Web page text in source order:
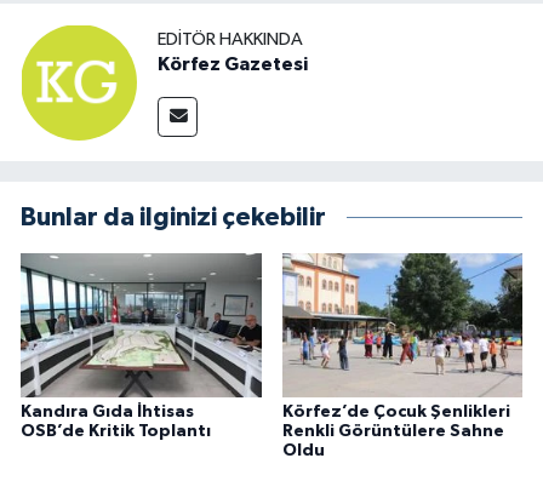
EDITÖR HAKKINDA
Körfez Gazetesi
Bunlar da ilginizi çekebilir
Kandıra Gıda İhtisas
OSB’de Kritik Toplantı
Körfez’de Çocuk Şenlikleri
Renkli Görüntülere Sahne
Oldu